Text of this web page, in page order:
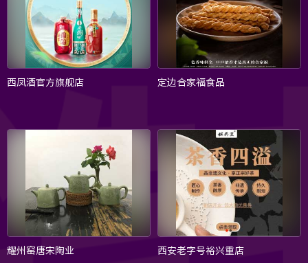
西凤酒官方旗舰店 定边合家福食品
耀州窑唐宋陶业 西安老字号裕兴重店